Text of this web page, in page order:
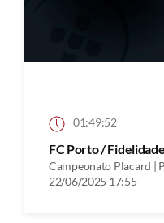
01:49:52
FC Porto / Fidelidade
Campeonato Placard |
22/06/2025 17:55